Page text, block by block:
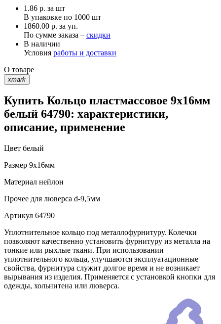
1.86 р. за шт
В упаковке по 1000 шт
1860.00 р. за уп.
По сумме заказа – скидки
В наличии
Условия работы и доставки
О товаре
xmark
Купить Кольцо пластмассовое 9х16мм
белый 64790: характеристики,
описание, применение
Цвет белый
Размер 9х16мм
Материал нейлон
Прочее для люверса d-9,5мм
Артикул 64790
Уплотнительное кольцо под металлофурнитуру. Колечки
позволяют качественно установить фурнитуру из металла на
тонкие или рыхлые ткани. При использовании
уплотнительного кольца, улучшаются эксплуатационные
свойства, фурнитура служит долгое время и не возникает
вырывания из изделия. Применяется с установкой кнопки для
одежды, хольнитена или люверса.